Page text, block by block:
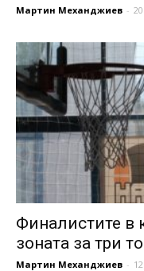
Мартин Механджиев -
Финалистите в
зоната за три
Мартин Механджиев -